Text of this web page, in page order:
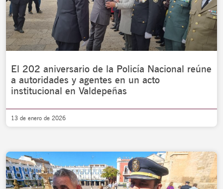
El 202 aniversario de la Policía Nacional reúne
a autoridades y agentes en un acto
institucional en Valdepeñas
13 de enero de 2026